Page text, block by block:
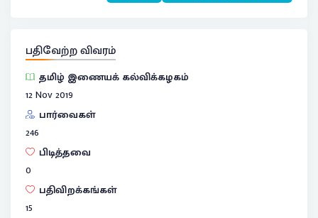
பதிவேற்ற விவரம்
தமிழ் இணையக் கல்விக்கழகம்
12 Nov 2019
பார்வைகள்
246
பிடித்தவை
0
பதிவிறக்கங்கள்
15